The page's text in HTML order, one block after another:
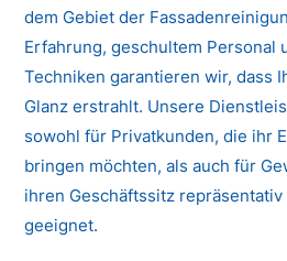
dem Gebiet der
Erfahrung, geschultem Personal
Techniken garantieren wir, dass
Glanz erstrahlt. Unsere
sowohl für Privatkunden, die ihr
bringen möchten, als auch für
ihren Geschäftssitz
geeignet.